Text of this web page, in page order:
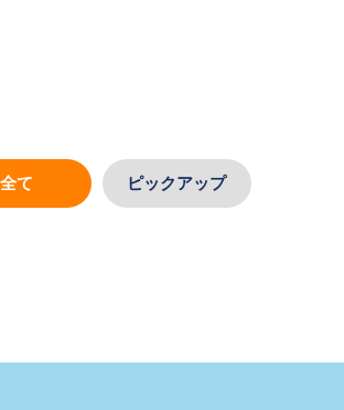
全て ピックアップ